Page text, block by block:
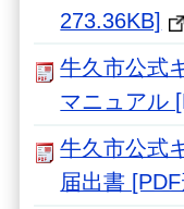
273.36KB]
牛久市公式
マニュアル
牛久市公式
届出書